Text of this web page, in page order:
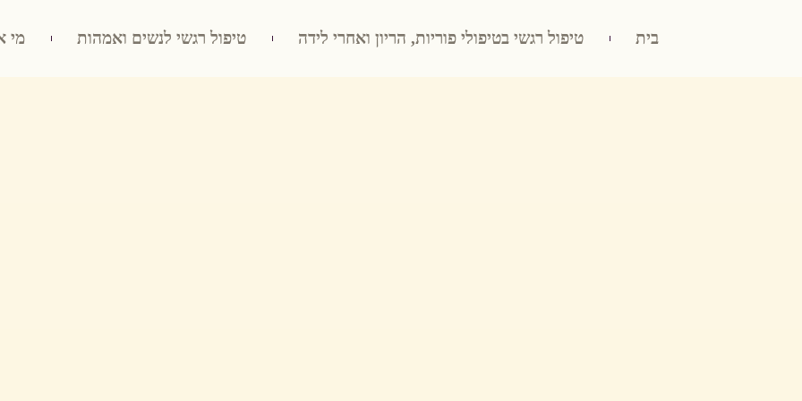
בית טיפול רגשי בטיפולי פוריות, הריון ואחרי לידה טיפול רגשי לנשים ואמהות מי